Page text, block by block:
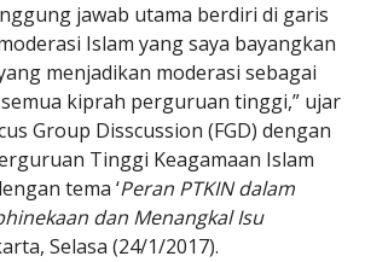
jawab utama berdiri di garis
Islam yang saya bayangkan
menjadikan moderasi sebagai
kiprah perguruan tinggi,” ujar
Group Disscussion (FGD) dengan
Tinggi Keagamaan Islam
tema ‘Peran PTKIN dalam
dan Menangkal Isu
Selasa (24/1/2017).